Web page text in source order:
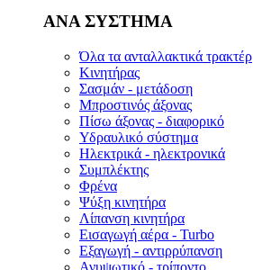
ΑΝΑ ΣΥΣΤΗΜΑ
Όλα τα ανταλλακτικά τρακτέρ
Κινητήρας
Σασμάν - μετάδοση
Μπροστινός άξονας
Πίσω άξονας - διαφορικό
Υδραυλικό σύστημα
Ηλεκτρικά - ηλεκτρονικά
Συμπλέκτης
Φρένα
Ψύξη κινητήρα
Λίπανση κινητήρα
Εισαγωγή αέρα - Turbo
Εξαγωγή - αντιρρύπανση
Ανυψωτικό - τρίποντο